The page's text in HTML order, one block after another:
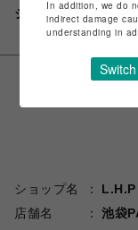
シェアする
ショップ名
L.H.P
店舗名
池袋
In addition, we do
indirect damage
understanding in